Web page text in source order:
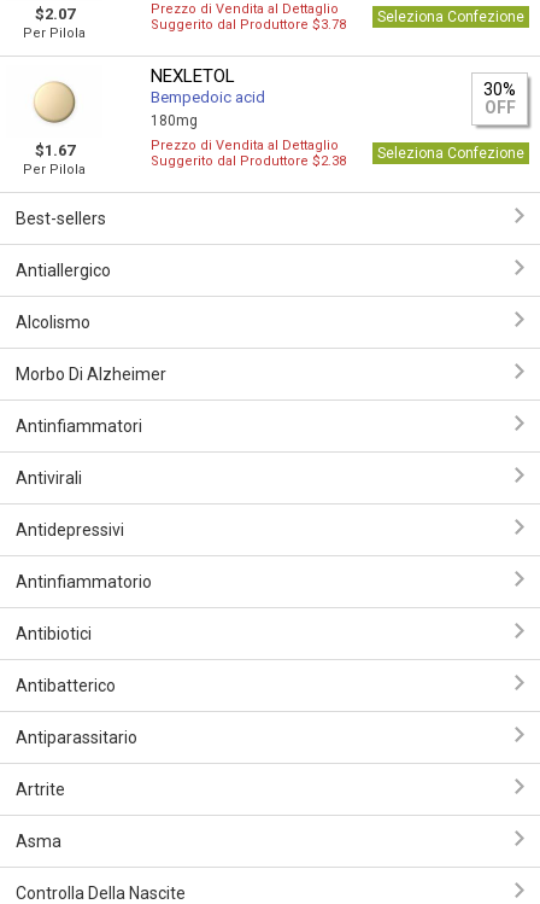
$2.07
Per Pilola
Prezzo di Vendita al Dettaglio
Suggerito dal Produttore $3.78
Seleziona Confezione
$1.67
Per Pilola
NEXLETOL
Bempedoic acid
180mg
30%
OFF
Prezzo di Vendita al Dettaglio
Suggerito dal Produttore $2.38
Seleziona Confezione
Best-sellers
Antiallergico
Alcolismo
Morbo Di Alzheimer
Antinfiammatori
Antivirali
Antidepressivi
Antinfiammatorio
Antibiotici
Antibatterico
Antiparassitario
Artrite
Asma
Controlla Della Nascite